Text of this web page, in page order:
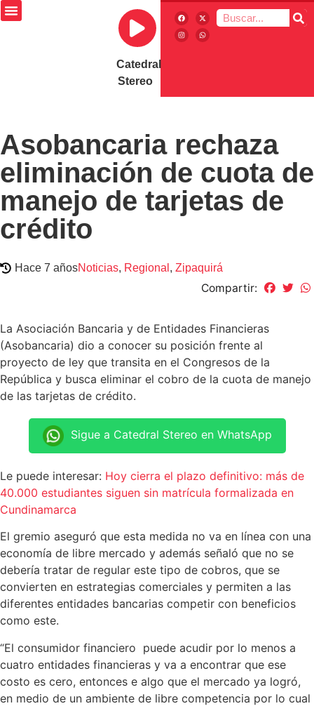
Catedral
Stereo
Asobancaria rechaza
eliminación de cuota de
manejo de tarjetas de
crédito
Hace 7 añosNoticias, Regional , Zipaquirá
Compartir:
La Asociación Bancaria y de Entidades Financieras
(Asobancaria) dio a conocer su posición frente al
proyecto de ley que transita en el Congresos de la
República y busca eliminar el cobro de la cuota de manejo
de las tarjetas de crédito.
Sigue a Catedral Stereo en WhatsApp
Le puede interesar: Hoy cierra el plazo definitivo: más de
40.000 estudiantes siguen sin matrícula formalizada en
Cundinamarca
El gremio aseguró que esta medida no va en línea con una
economía de libre mercado y además señaló que no se
debería tratar de regular este tipo de cobros, que se
convierten en estrategias comerciales y permiten a las
diferentes entidades bancarias competir con beneficios
como este.
“El consumidor financiero puede acudir por lo menos a
cuatro entidades financieras y va a encontrar que ese
costo es cero, entonces e algo que el mercado ya logró,
en medio de un ambiente de libre competencia por lo cual